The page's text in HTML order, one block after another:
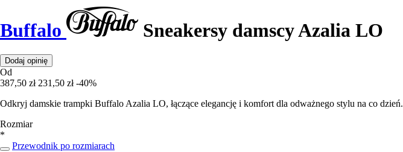
Buffalo Sneakersy damscy Azalia LO
Dodaj opinię
Od
387,50 zł 231,50 zł -40%
Odkryj damskie trampki Buffalo Azalia LO, łączące elegancję i komfort dla odważnego stylu na co dzień.
Rozmiar
*
Przewodnik po rozmiarach